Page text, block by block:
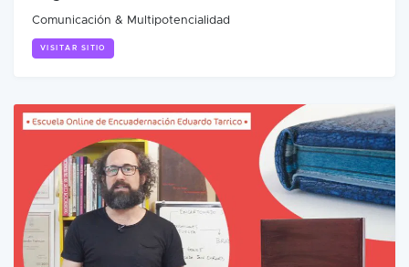
Comunicación & Multipotencialidad
VISITAR SITIO